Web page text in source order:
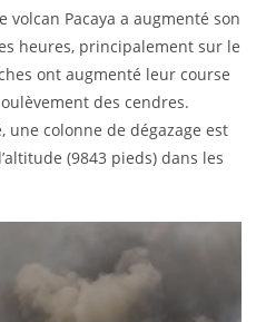
volcan Pacaya a augmenté son
heures, principalement sur le
ont augmenté leur course
des cendres.
une colonne de dégazage est
(9843 pieds) dans les